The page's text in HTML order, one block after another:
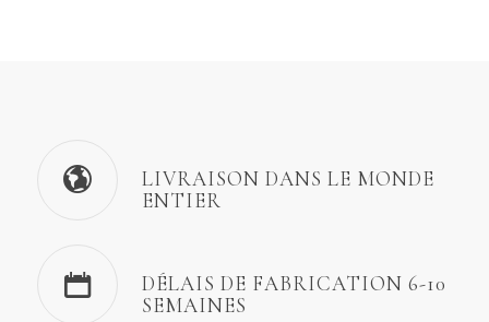
LIVRAISON DANS LE MONDE
ENTIER
DÉLAIS DE FABRICATION 6-10
SEMAINES